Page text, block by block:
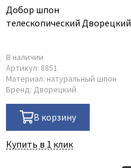
Добор шпон
телескопический Дворецкий
В наличии
Артикул: 8851
Материал: натуральный шпон
Бренд: Дворецкий
В корзину
Купить в 1 клик